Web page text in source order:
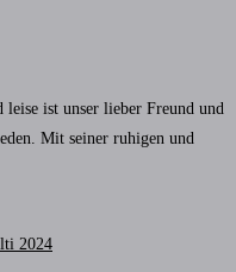
ist unser lieber Freund und
Mit seiner ruhigen und